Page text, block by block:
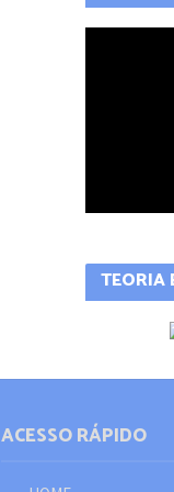
TEORIA
ACESSO RÁPIDO